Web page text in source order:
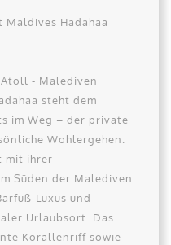
Maldives Hadahaa
Atoll - Malediven
steht dem
im Weg – der private
Wohlergehen.
mit ihrer
Süden der Malediven
Luxus und
Urlaubsort. Das
Korallenriff sowie